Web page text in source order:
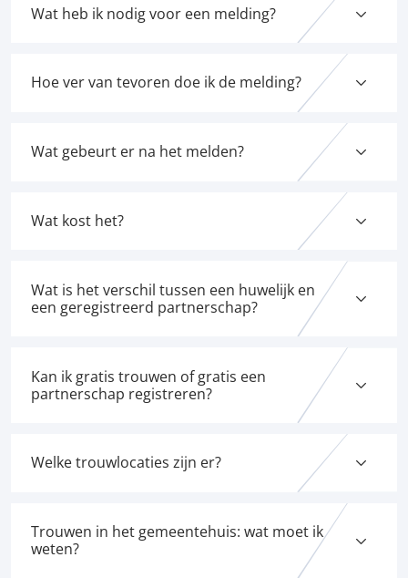
Wat heb ik nodig voor een melding?
Hoe ver van tevoren doe ik de melding?
Wat gebeurt er na het melden?
Wat kost het?
Wat is het verschil tussen een huwelijk en
een geregistreerd partnerschap?
Kan ik gratis trouwen of gratis een
partnerschap registreren?
Welke trouwlocaties zijn er?
Trouwen in het gemeentehuis: wat moet ik
weten?